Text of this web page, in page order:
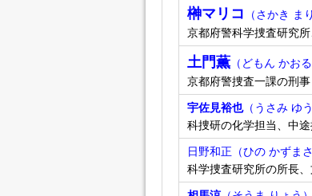
榊マリコ （さかき ま
京都府警科学捜査研究
土門薫 （どもん かおる
京都府警捜査一課の刑事
宇佐見裕也（うさみ ゆう
科捜研の化学担当、中途
日野和正 （ひの かずまさ
科学捜査研究所の所長